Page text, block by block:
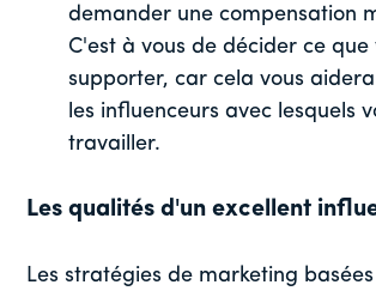
demander une compensation
C'est à vous de décider ce que
supporter, car cela vous
les influenceurs avec lesquels
travailler.
Les qualités d'un excellent
Les stratégies de marketing